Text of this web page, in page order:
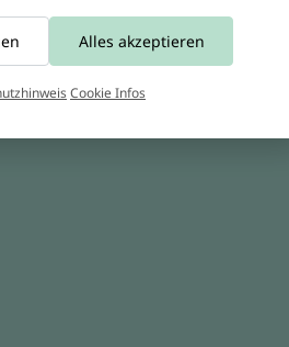
Alles akzeptieren
Cookie Infos